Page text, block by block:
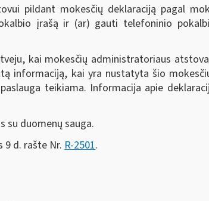
pildant mokesčių deklaraciją pagal
įrašą ir (ar) gauti telefoninio
kai mokesčių administratoriaus
informaciją, kai yra nustatyta šio
teikiama. Informacija apie
su duomenų sauga.
9 d. rašte Nr. R-2501.